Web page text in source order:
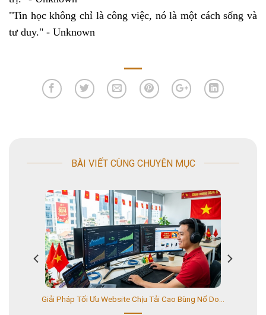
"Tin học không chỉ là công việc, nó là một cách sống và
tư duy." - Unknown
BÀI VIẾT CÙNG CHUYÊN MỤC
Giải Pháp Tối Ưu Website Chịu Tải Cao Bùng Nổ Doanh Thu Dịp Lễ